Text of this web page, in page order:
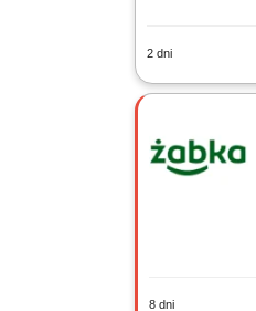
2 dni
8 dni